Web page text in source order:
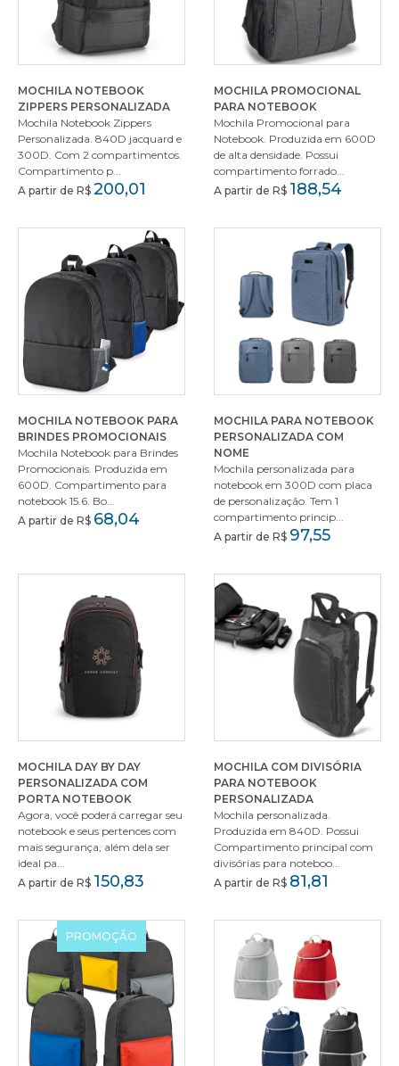
MOCHILA NOTEBOOK
ZIPPERS PERSONALIZADA
Mochila Notebook Zippers
Personalizada. 840D jacquard e
300D. Com 2 compartimentos.
Compartimento p...
A partir de R$ 200,01
MOCHILA PROMOCIONAL
PARA NOTEBOOK
Mochila Promocional para
Notebook. Produzida em 600D
de alta densidade. Possui
compartimento forrado...
A partir de R$ 188,54
MOCHILA NOTEBOOK PARA
BRINDES PROMOCIONAIS
Mochila Notebook para Brindes
Promocionais. Produzida em
600D. Compartimento para
notebook 15.6. Bo...
A partir de R$ 68,04
MOCHILA PARA NOTEBOOK
PERSONALIZADA COM
NOME
Mochila personalizada para
notebook em 300D com placa
de personalização. Tem 1
compartimento princip...
A partir de R$ 97,55
MOCHILA DAY BY DAY
PERSONALIZADA COM
PORTA NOTEBOOK
Agora, você poderá carregar seu
notebook e seus pertences com
mais segurança, além dela ser
ideal pa...
A partir de R$ 150,83
MOCHILA COM DIVISÓRIA
PARA NOTEBOOK
PERSONALIZADA
Mochila personalizada.
Produzida em 840D. Possui
Compartimento principal com
divisórias para noteboo...
A partir de R$ 81,81
PROMOÇÃO